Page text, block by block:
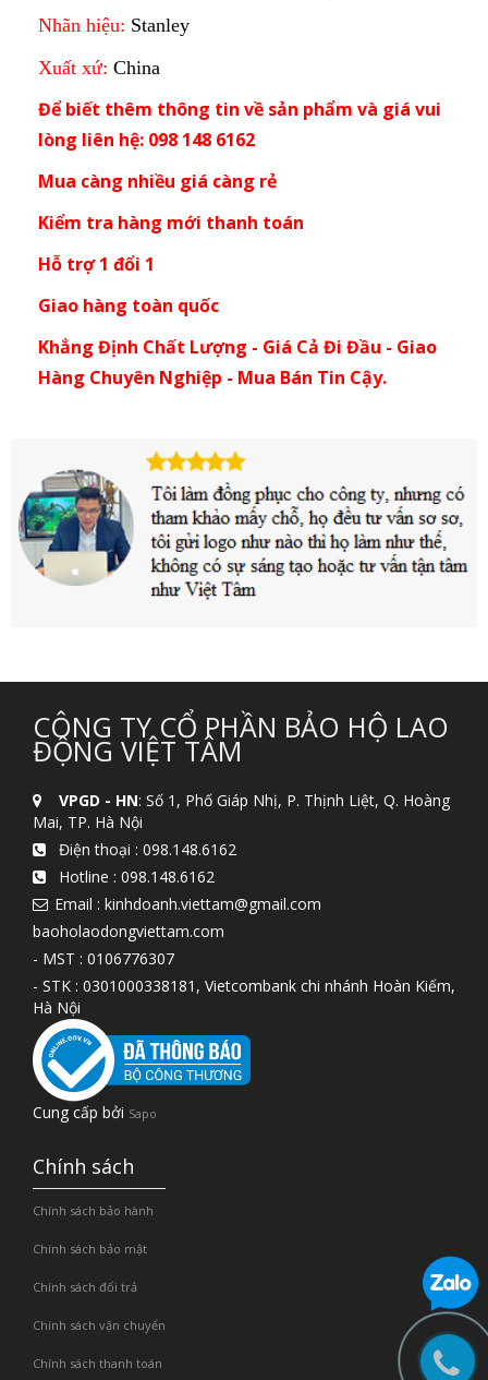
Nhãn hiệu: Stanley
Xuất xứ: China
Để biết thêm thông tin về sản phẩm và giá vui
lòng liên hệ: 098 148 6162
Mua càng nhiều giá càng rẻ
Kiểm tra hàng mới thanh toán
Hỗ trợ 1 đổi 1
Giao hàng toàn quốc
Khẳng Định Chất Lượng - Giá Cả Đi Đầu - Giao
Hàng Chuyên Nghiệp - Mua Bán Tin Cậy.
CÔNG TY CỔ PHẦN BẢO HỘ LAO
ĐỘNG VIỆT TÂM
VPGD - HN: Số 1, Phố Giáp Nhị, P. Thịnh Liệt, Q. Hoàng
Mai, TP. Hà Nội
Điện thoại : 098.148.6162
Hotline : 098.148.6162
Email : kinhdoanh.viettam@gmail.com
baoholaodongviettam.com
- MST : 0106776307
- STK : 0301000338181, Vietcombank chi nhánh Hoàn Kiếm,
Hà Nội
Cung cấp bởi Sapo
Chính sách
Chính sách bảo hành
Chính sách bảo mật
Chính sách đổi trả
Chính sách vận chuyển
Chính sách thanh toán